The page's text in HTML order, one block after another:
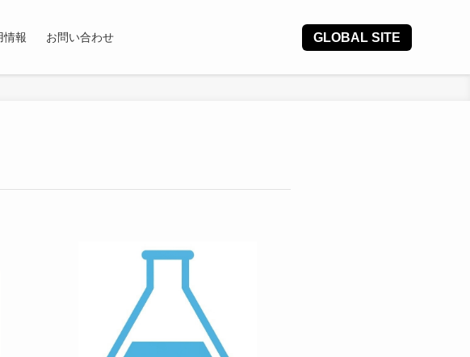
情報 お問い合わせ GLOBAL SITE